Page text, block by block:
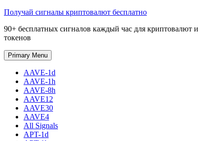
Skip
content
Получай сигналы криптовалют бесплатно
90+ бесплатных сигналов каждый час для криптовалют и
токенов
Primary Menu
AAVE-1d
AAVE-1h
AAVE-8h
AAVE12
AAVE30
AAVE4
All Signals
APT-1d